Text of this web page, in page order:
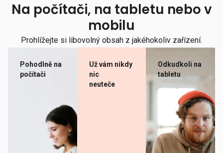
Na počítači, na tabletu nebo v
mobilu
Prohlížejte si libovolný obsah z jakéhokoliv zařízení.
Pohodlně na
počítači
Už vám nikdy
nic
neuteče
Odkudkoli na
tabletu